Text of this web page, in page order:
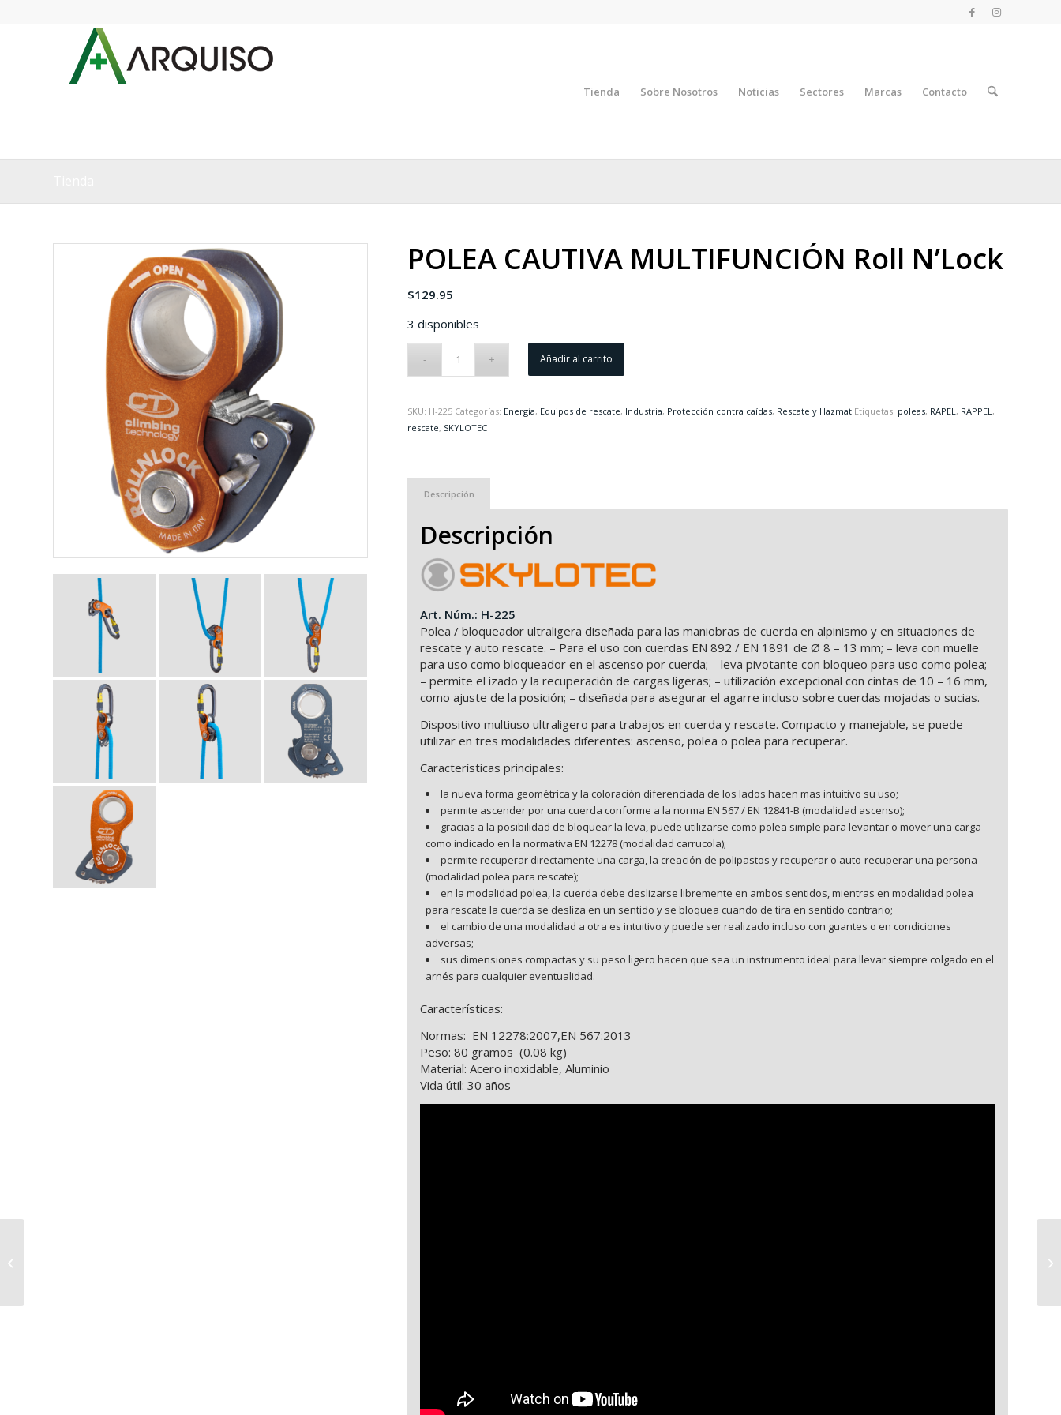
Tienda Sobre Nosotros Noticias Sectores Marcas Contacto
POLEA CAUTIVA MULTIFUNCIÓN Roll N’Lock
$129.95
3 disponibles
Añadir al carrito
SKU: H-225 Categorías: Energía, Equipos de rescate, Industria, Protección contra caídas, Rescate y Hazmat Etiquetas: poleas, RAPEL , RAPPEL ,
rescate, SKYLOTEC
Descripción
Descripción
Art. Núm.: H-225
Polea / bloqueador ultraligera diseñada para las maniobras de cuerda en alpinismo y en situaciones de
rescate y auto rescate. – Para el uso con cuerdas EN 892 / EN 1891 de Ø 8 – 13 mm; – leva con muelle
para uso como bloqueador en el ascenso por cuerda; – leva pivotante con bloqueo para uso como polea;
– permite el izado y la recuperación de cargas ligeras; – utilización excepcional con cintas de 10 – 16 mm,
como ajuste de la posición; – diseñada para asegurar el agarre incluso sobre cuerdas mojadas o sucias.
Dispositivo multiuso ultraligero para trabajos en cuerda y rescate. Compacto y manejable, se puede
utilizar en tres modalidades diferentes: ascenso, polea o polea para recuperar.
Características principales:
la nueva forma geométrica y la coloración diferenciada de los lados hacen mas intuitivo su uso;
permite ascender por una cuerda conforme a la norma EN 567 / EN 12841-B (modalidad ascenso);
gracias a la posibilidad de bloquear la leva, puede utilizarse como polea simple para levantar o mover una carga
como indicado en la normativa EN 12278 (modalidad carrucola);
permite recuperar directamente una carga, la creación de polipastos y recuperar o auto-recuperar una persona
(modalidad polea para rescate);
en la modalidad polea, la cuerda debe deslizarse libremente en ambos sentidos, mientras en modalidad polea
para rescate la cuerda se desliza en un sentido y se bloquea cuando de tira en sentido contrario;
el cambio de una modalidad a otra es intuitivo y puede ser realizado incluso con guantes o en condiciones
adversas;
sus dimensiones compactas y su peso ligero hacen que sea un instrumento ideal para llevar siempre colgado en el
arnés para cualquier eventualidad.
Características:
Normas: EN 12278:2007,EN 567:2013
Peso: 80 gramos (0.08 kg)
Material: Acero inoxidable, Aluminio
Vida útil: 30 años